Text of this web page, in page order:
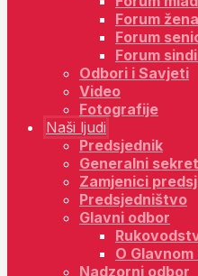
Forum žena
Forum
Forum
Odbori i Savjeti
Video
Fotografije
Naši ljudi
Predsjednik
Generalni
Zamjenici
Predsjedništvo
Glavni odbor
O
Nadzorni odbor